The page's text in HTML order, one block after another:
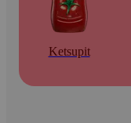
Ketsupit